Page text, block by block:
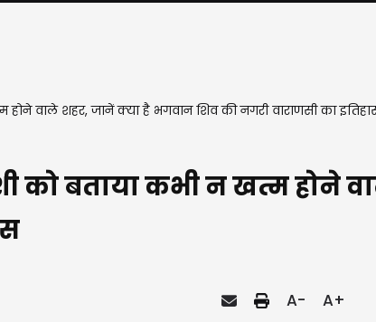
वाले शहर, जानें क्या है भगवान शिव की नगरी वाराणसी का
को बताया कभी न खत्म होने
A- A+